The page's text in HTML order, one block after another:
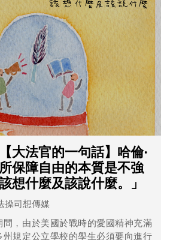
大法官的一句話】哈倫·
保障自由的本質是不強
想什麼及該說什麼。」
操司想傳媒
，由於美國於戰時的愛國精神充滿
規定公立學校的學生必須要向進行